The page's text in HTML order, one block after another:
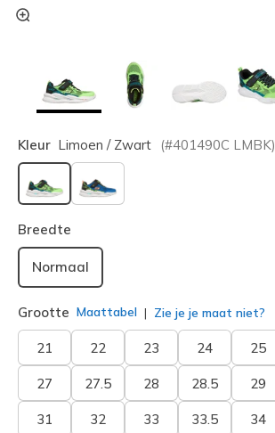
Kleur Limoen / Zwart (#401490C LMBK)
geselecteerd
Breedte
Normaal
Grootte Maattabel Zie je je maat niet?
21 22 23 24 25
27 27.5 28 28.5 29
31 32 33 33.5 34